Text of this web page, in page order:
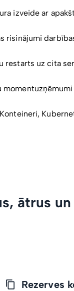
izveide ar
risinājumi
restarts uz cita
ātrus
Rezerves